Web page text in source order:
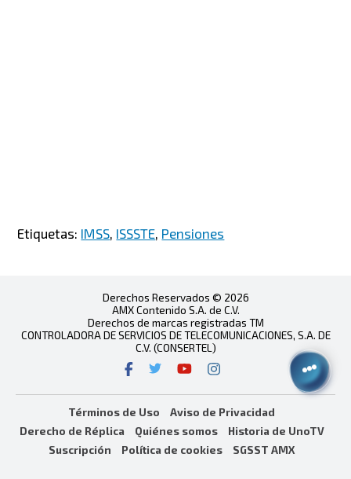
Etiquetas: IMSS, ISSSTE, Pensiones
Derechos Reservados © 2026
AMX Contenido S.A. de C.V.
Derechos de marcas registradas TM
CONTROLADORA DE SERVICIOS DE TELECOMUNICACIONES, S.A. DE
C.V. (CONSERTEL)
Términos de Uso
Aviso de Privacidad
Derecho de Réplica
Quiénes somos
Historia de UnoTV
Suscripción
Política de cookies SGSST AMX